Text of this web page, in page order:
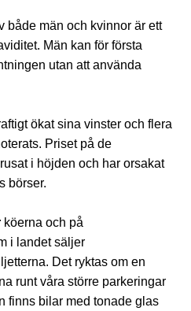
både män och kvinnor är ett
Män kan för första
utan att använda
ökat sina vinster och flera
Priset på de
i höjden och har orsakat
börser.
köerna och på
i landet säljer
Det ryktas om en
runt våra större parkeringar
finns bilar med tonade glas